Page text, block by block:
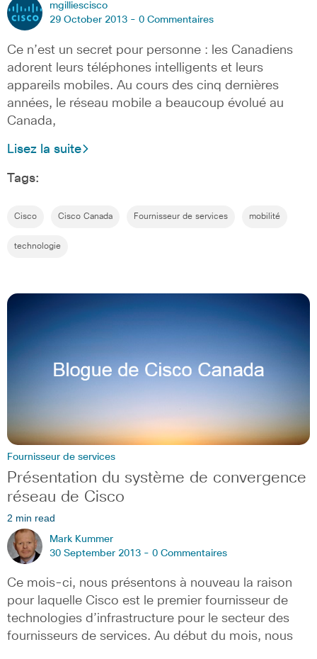
mgilliescisco
29 October 2013 - 0 Commentaires
Ce n’est un secret pour personne : les Canadiens
adorent leurs téléphones intelligents et leurs
appareils mobiles. Au cours des cinq dernières
années, le réseau mobile a beaucoup évolué au
Canada,
Lisez la suite
Tags:
Cisco Cisco Canada Fournisseur de services mobilité
technologie
Fournisseur de services
Présentation du système de convergence
réseau de Cisco
2 min read
Mark Kummer
30 September 2013 - 0 Commentaires
Ce mois-ci, nous présentons à nouveau la raison
pour laquelle Cisco est le premier fournisseur de
technologies d’infrastructure pour le secteur des
fournisseurs de services. Au début du mois, nous